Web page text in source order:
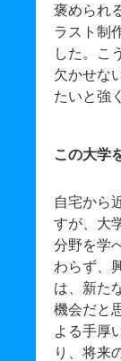
褒められ
ラスト制
した。こ
欠かせな
たいと強
この大学
自宅から
すが、大
分野を学
わらず、
は、新た
機会だと
よる手厚
り、将来